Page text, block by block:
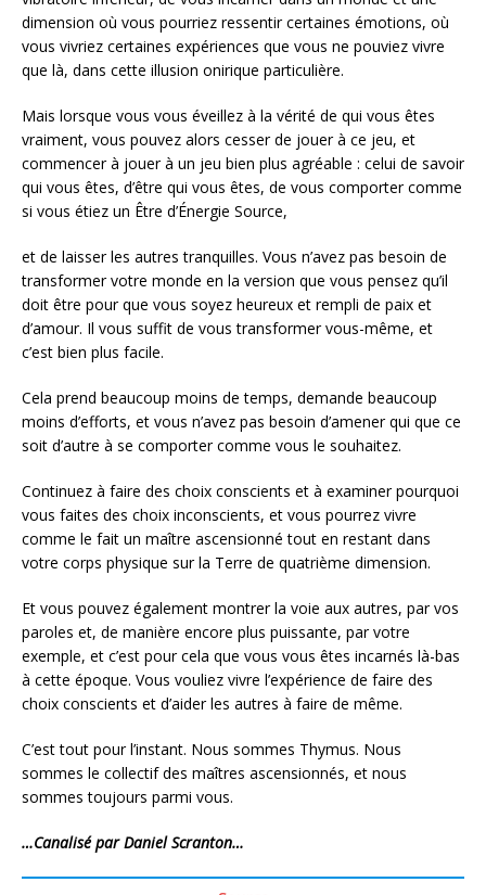
dimension où vous pourriez ressentir certaines émotions, où
vous vivriez certaines expériences que vous ne pouviez vivre
que là, dans cette illusion onirique particulière.
Mais lorsque vous vous éveillez à la vérité de qui vous êtes
vraiment, vous pouvez alors cesser de jouer à ce jeu, et
commencer à jouer à un jeu bien plus agréable : celui de savoir
qui vous êtes, d’être qui vous êtes, de vous comporter comme
si vous étiez un Être d’Énergie Source,
et de laisser les autres tranquilles. Vous n’avez pas besoin de
transformer votre monde en la version que vous pensez qu’il
doit être pour que vous soyez heureux et rempli de paix et
d’amour. Il vous suffit de vous transformer vous-même, et
c’est bien plus facile.
Cela prend beaucoup moins de temps, demande beaucoup
moins d’efforts, et vous n’avez pas besoin d’amener qui que ce
soit d’autre à se comporter comme vous le souhaitez.
Continuez à faire des choix conscients et à examiner pourquoi
vous faites des choix inconscients, et vous pourrez vivre
comme le fait un maître ascensionné tout en restant dans
votre corps physique sur la Terre de quatrième dimension.
Et vous pouvez également montrer la voie aux autres, par vos
paroles et, de manière encore plus puissante, par votre
exemple, et c’est pour cela que vous vous êtes incarnés là-bas
à cette époque. Vous vouliez vivre l’expérience de faire des
choix conscients et d’aider les autres à faire de même.
C’est tout pour l’instant. Nous sommes Thymus. Nous
sommes le collectif des maîtres ascensionnés, et nous
sommes toujours parmi vous.
…Canalisé par Daniel Scranton…